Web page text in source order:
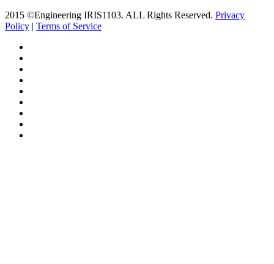
2015 ©Engineering IRIS1103. ALL Rights Reserved. Privacy
Policy | Terms of Service